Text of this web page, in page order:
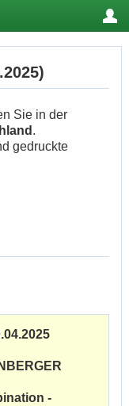
Sie in der
.
gedruckte
-